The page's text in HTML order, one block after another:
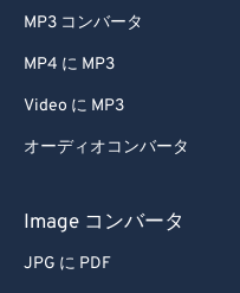
MP3 コンバータ
MP4 に MP3
Video に MP3
オーディオコンバータ
Image コンバータ
JPG に PDF